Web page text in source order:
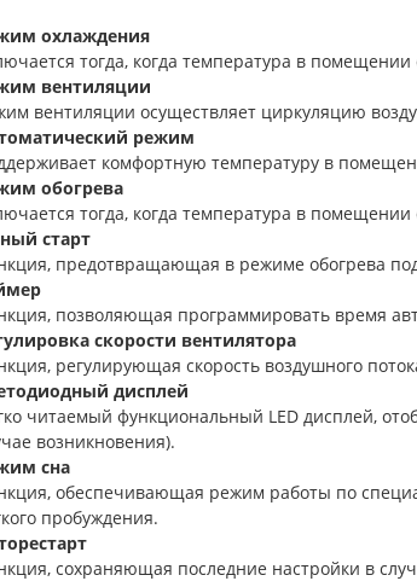
охлаждения
тогда, когда температура в
вентиляции
вентиляции осуществляет циркуляцию
режим
комфортную температуру в
обогрева
тогда, когда температура в
старт
предотвращающая в режиме обогрева
позволяющая программировать время
скорости вентилятора
регулирующая скорость воздушного
дисплей
читаемый функциональный LED дисплей,
возникновения).
сна
обеспечивающая режим работы по
пробуждения.
сохраняющая последние настройки в